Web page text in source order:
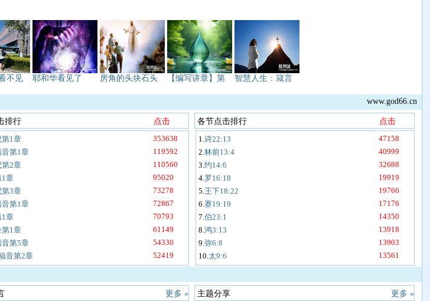
不见 耶和华看见了 房角的头块石头 【编写讲章】第 智慧人生：箴言
www.god66.cn
排行
点击
第1章
353638
第1章
119592
第2章
110560
1章
95020
第3章
73278
第1章
72867
1章
70793
第1章
61149
第5章
54330
音第2章 52419
各节点击排行
点击
1.诗22:13
47158
2.林前13:4
40999
3.约14:6
32688
4.罗16:18
19919
5.王下18:22
19766
6.赛19:19
17176
7.伯23:1
14350
8.鸿3:13
13918
9.弥6:8
13903
10.太9:6 13561
更多 » 主题分享 更多 »